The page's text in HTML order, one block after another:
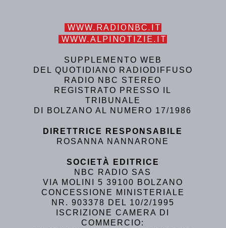
WWW.RADIONBC.IT
WWW.ALPINOTIZIE.IT
SUPPLEMENTO WEB
DEL QUOTIDIANO RADIODIFFUSO
RADIO NBC STEREO
REGISTRATO PRESSO IL
TRIBUNALE
DI BOLZANO AL NUMERO 17/1986
DIRETTRICE RESPONSABILE
ROSANNA NANNARONE
SOCIETÀ EDITRICE
NBC RADIO SAS
VIA MOLINI 5 39100 BOLZANO
CONCESSIONE MINISTERIALE
NR. 903378 DEL 10/2/1995
ISCRIZIONE CAMERA DI
COMMERCIO: